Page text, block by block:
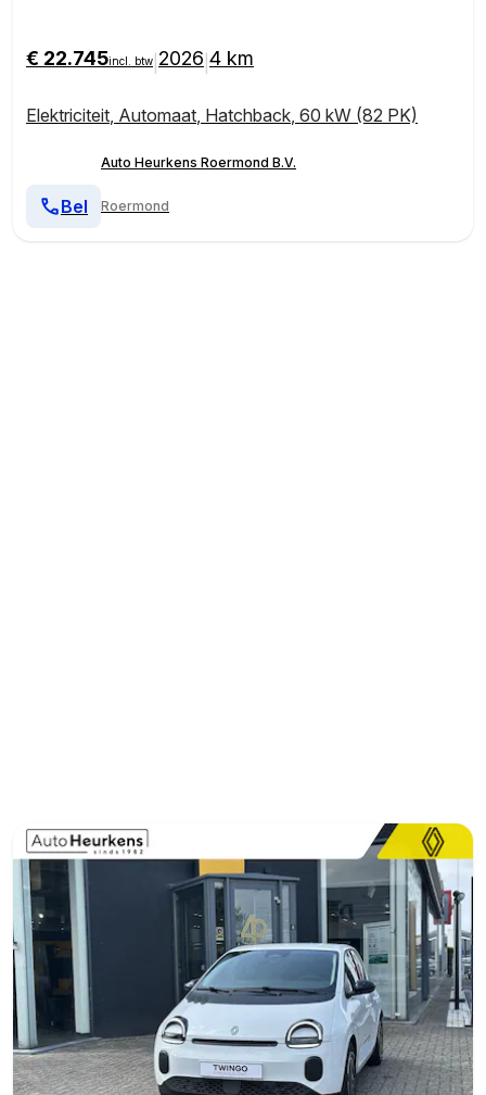
€ 22.745incl. btw 2026 4 km
Elektriciteit, Automaat, Hatchback, 60 kW (82 PK)
Auto Heurkens Roermond B.V.
Roermond
Bel